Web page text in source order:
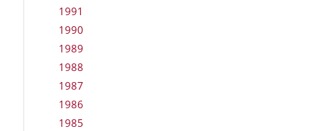
1991
1990
1989
1988
1987
1986
1985